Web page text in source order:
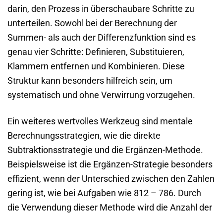
darin, den Prozess in überschaubare Schritte zu
unterteilen. Sowohl bei der Berechnung der
Summen- als auch der Differenzfunktion sind es
genau vier Schritte: Definieren, Substituieren,
Klammern entfernen und Kombinieren. Diese
Struktur kann besonders hilfreich sein, um
systematisch und ohne Verwirrung vorzugehen.
Ein weiteres wertvolles Werkzeug sind mentale
Berechnungsstrategien, wie die direkte
Subtraktionsstrategie und die Ergänzen-Methode.
Beispielsweise ist die Ergänzen-Strategie besonders
effizient, wenn der Unterschied zwischen den Zahlen
gering ist, wie bei Aufgaben wie 812 – 786. Durch
die Verwendung dieser Methode wird die Anzahl der